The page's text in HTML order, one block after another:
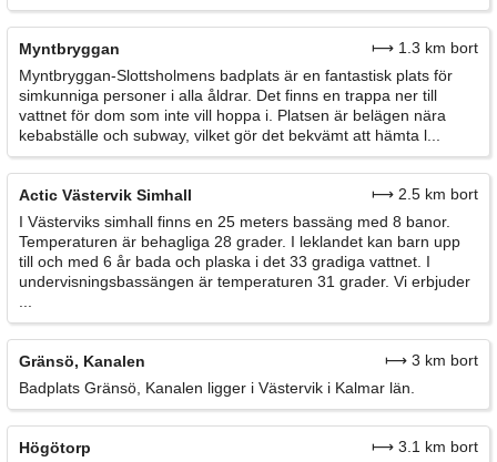
Myntbryggan
⟼ 1.3 km bort
Myntbryggan-Slottsholmens badplats är en fantastisk plats för
simkunniga personer i alla åldrar. Det finns en trappa ner till
vattnet för dom som inte vill hoppa i. Platsen är belägen nära
kebabställe och subway, vilket gör det bekvämt att hämta l...
Actic Västervik Simhall
⟼ 2.5 km bort
I Västerviks simhall finns en 25 meters bassäng med 8 banor.
Temperaturen är behagliga 28 grader. I leklandet kan barn upp
till och med 6 år bada och plaska i det 33 gradiga vattnet. I
undervisningsbassängen är temperaturen 31 grader. Vi erbjuder
Gränsö, Kanalen
⟼ 3 km bort
Badplats Gränsö, Kanalen ligger i Västervik i Kalmar län.
Högötorp
⟼ 3.1 km bort